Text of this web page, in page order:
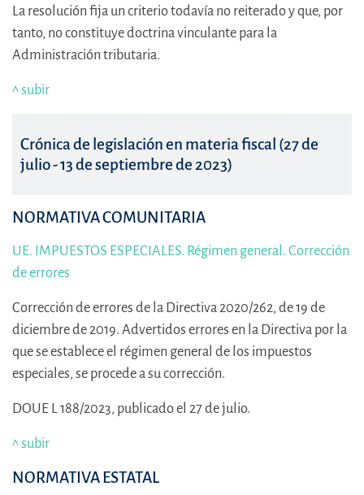
La resolución fija un criterio todavía no reiterado y que, por
tanto, no constituye doctrina vinculante para la
Administración tributaria.
^ subir
Crónica de legislación en materia fiscal (27 de
julio - 13 de septiembre de 2023)
NORMATIVA COMUNITARIA
UE. IMPUESTOS ESPECIALES. Régimen general. Corrección
de errores
Corrección de errores de la Directiva 2020/262, de 19 de
diciembre de 2019. Advertidos errores en la Directiva por la
que se establece el régimen general de los impuestos
especiales, se procede a su corrección.
DOUE L 188/2023, publicado el 27 de julio.
^ subir
NORMATIVA ESTATAL